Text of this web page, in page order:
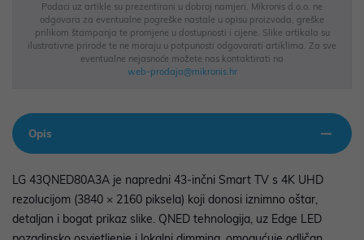
Podaci uz artikle su prezentirani u dobroj namjeri. Mikronis d.o.o. ne
odgovara za eventualne pogreške nastale u opisu proizvoda, greške
prilikom štampanja te promjene u dostupnosti i cijene. Slike artikala su
ilustrativne prirode te ne moraju u potpunosti odgovarati artiklima. Za sve
eventualne nejasnoće možete nas kontaktirati na
web-prodaja@mikronis.hr
Opis
LG 43QNED80A3A je napredni 43-inčni Smart TV s 4K UHD
rezolucijom (3840 × 2160 piksela) koji donosi iznimno oštar,
detaljan i bogat prikaz slike. QNED tehnologija, uz Edge LED